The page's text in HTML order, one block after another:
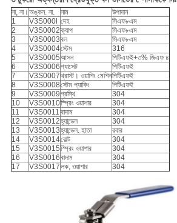
না, না। অঙ্কন. না. নাম
উপাদান
1
V3S000l দেহ
সিএফ৮এম
2
V3S0002ক্যাপ
সিএফ৮এম
3
V3S0003বল
সিএফ৮এম
4
V3S0004স্টেম
316
5
V3S0005আসন
পিটিএফই+৩% জিএফ ৪
6
V3S0006গ্যাসেট
পিটিএফই
7
V3S0007থ্রাস্ট। ওয়াশিং মেশিনপিটিএফই
8
V3S0008স্টেম প্যাকিং
পিটিএফই
9
V3S0009গ্রন্থি
304
10
V3S0010স্প্রিং ওয়াশার
304
11
V3S0011 বাদাম
304
12
V3S0012হ্যান্ডেল
304
13
V3S0013হ্যান্ডেল. হাতা
রবার
14
V3S0014বোল্ট
304
15
V3S0015স্প্রিং ওয়াশার
304
16
V3S0016বাদাম
304
17
V3S0017লক, ওয়াশার 304